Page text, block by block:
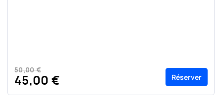
50,00 €
45,00 € Réserver